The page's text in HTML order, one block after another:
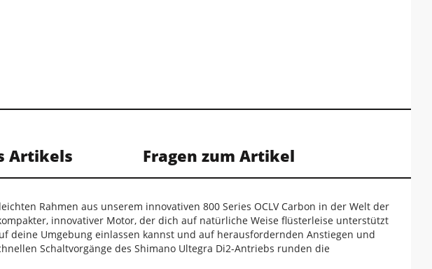
Artikels Fragen zum Artikel
Rahmen aus unserem innovativen 800 Series OCLV Carbon in der Welt der
innovativer Motor, der dich auf natürliche Weise flüsterleise unterstützt
Umgebung einlassen kannst und auf herausfordernden Anstiegen und
Schaltvorgänge des Shimano Ultegra Di2-Antriebs runden die